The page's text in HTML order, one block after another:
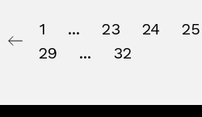
1 23 24 25
29
32